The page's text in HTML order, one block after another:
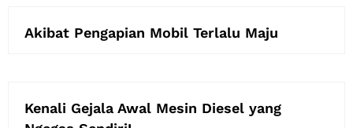
Akibat Pengapian Mobil Terlalu Maju
Kenali Gejala Awal Mesin Diesel yang